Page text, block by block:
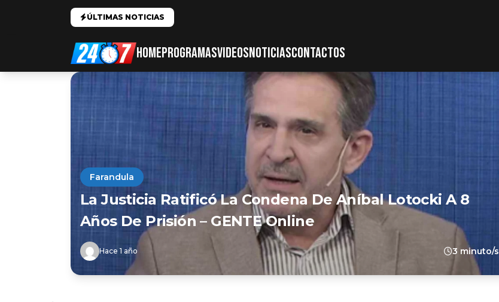
ÚLTIMAS NOTICIAS
HOMEPROGRAMASVIDEOSNOTICIASCONTACTOS
Farandula
La Justicia Ratificó La Condena De Aníbal Lotocki A 8
Años De Prisión – GENTE Online
Hace 1 año 3 minuto/s